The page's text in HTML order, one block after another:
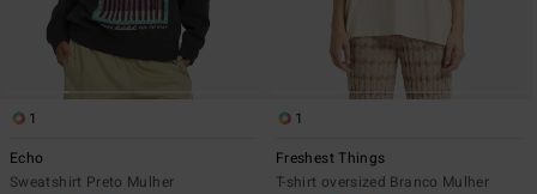
1
Echo
Sweatshirt Preto Mulher
1
Freshest Things
T-shirt oversized Branco Mulher